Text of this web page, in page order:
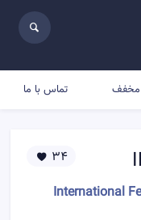
مخفف تماس با ما
International
34